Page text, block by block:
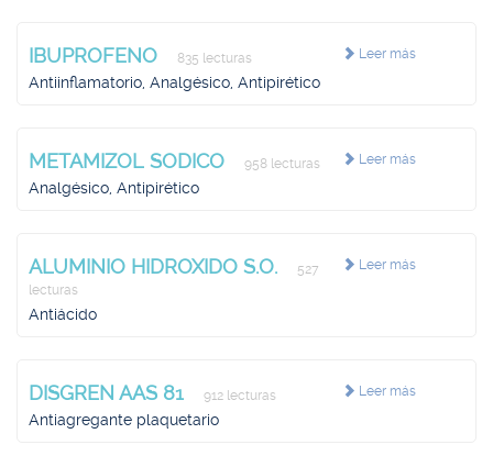
Leer más
IBUPROFENO 835 lecturas
Antiinflamatorio, Analgésico, Antipirético
Leer más
METAMIZOL SODICO 958 lecturas
Analgésico, Antipirético
Leer más
ALUMINIO HIDROXIDO S.O.
527
lecturas
Antiácido
Leer más
DISGREN AAS 81 912 lecturas
Antiagregante plaquetario